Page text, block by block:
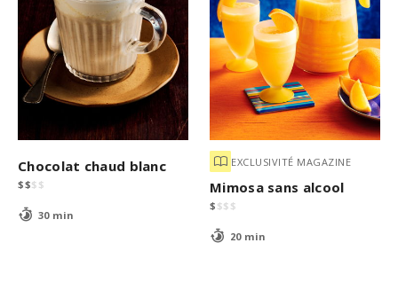
Chocolat chaud blanc
$$$ $
30 min
EXCLUSIVITÉ MAGAZINE
Mimosa sans alcool
$ $$ $
20 min